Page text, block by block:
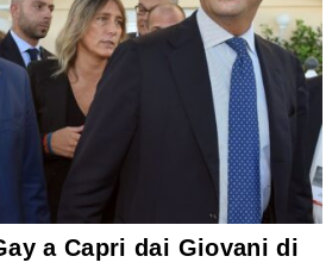
a Capri dai Giovani di